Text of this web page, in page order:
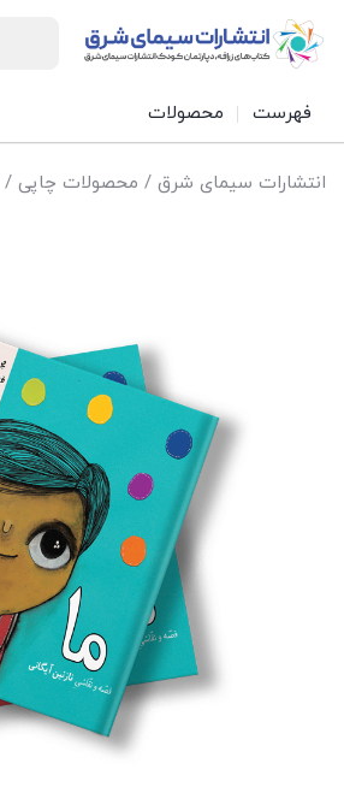
فهرست محصولات
انتشارات سیمای شرق / محصولات چاپی /